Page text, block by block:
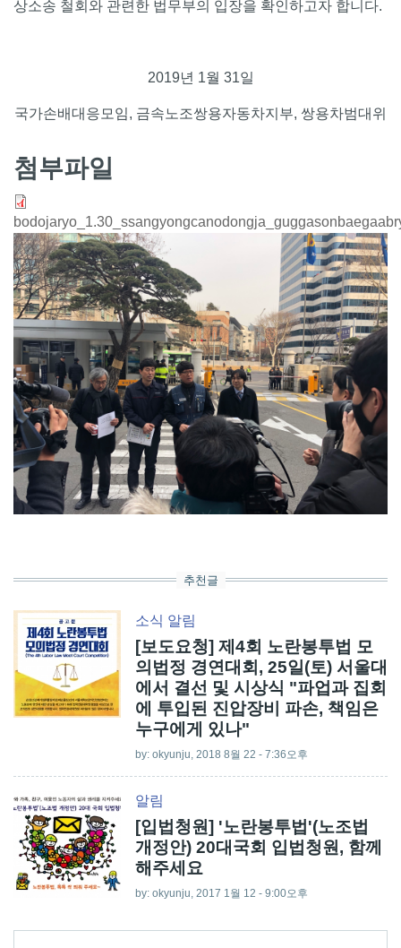
상소송 철회와 관련한 법무부의 입장을 확인하고자 합니다.
2019년 1월 31일
국가손배대응모임, 금속노조쌍용자동차지부, 쌍용차범대위
첨부파일
추천글
소식 알림
[보도요청] 제4회 노란봉투법 모
의법정 경연대회, 25일(토) 서울대
에서 결선 및 시상식 "파업과 집회
에 투입된 진압장비 파손, 책임은
누구에게 있나"
by: okyunju , 2018 8월 22 - 7:36오후
알림
[입법청원] '노란봉투법'(노조법
개정안) 20대국회 입법청원, 함께
해주세요
by: okyunju , 2017 1월 12 - 9:00오후